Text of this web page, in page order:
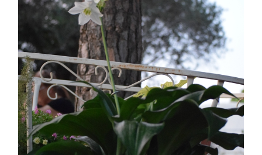
Astilbe, las flores que sueñan
MANOS QUE CREAN: ROSA VALLS EN FLORIPLANT
BROMELIAS, BIENVENIDAS A CASA
RANUNCULOS, FRANCESILLAS …